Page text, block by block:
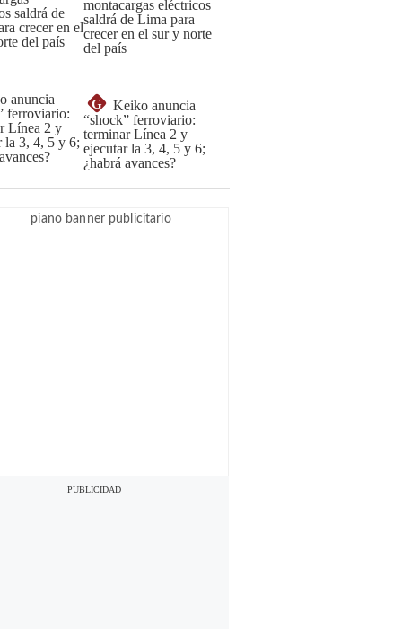
montacargas eléctricos
saldrá de Lima para
crecer en el sur y norte
del país
G
Keiko anuncia
“shock” ferroviario:
terminar Línea 2 y
ejecutar la 3, 4, 5 y 6;
¿habrá avances?